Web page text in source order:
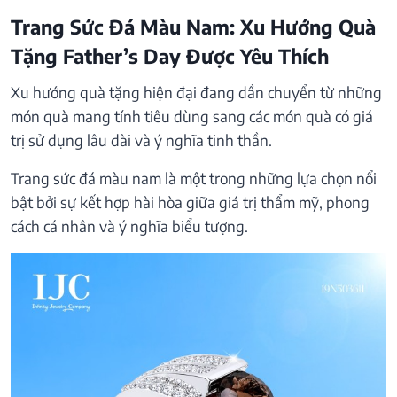
Trang Sức Đá Màu Nam: Xu Hướng Quà
Tặng Father’s Day Được Yêu Thích
Xu hướng quà tặng hiện đại đang dần chuyển từ những
món quà mang tính tiêu dùng sang các món quà có giá
trị sử dụng lâu dài và ý nghĩa tinh thần.
Trang sức đá màu nam là một trong những lựa chọn nổi
bật bởi sự kết hợp hài hòa giữa giá trị thẩm mỹ, phong
cách cá nhân và ý nghĩa biểu tượng.